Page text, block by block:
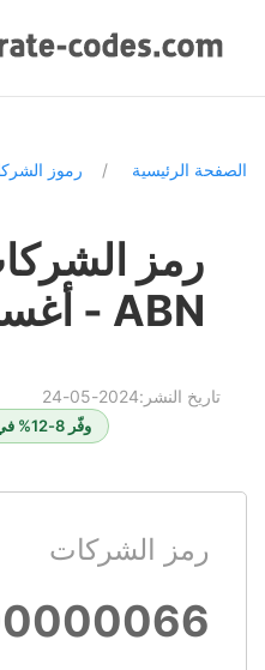
الصفحة الرئيسية رموز
رمز
ABN - أغسطس 2026
تاريخ النشر:2024-05-24
وفّر 8-12% في فنادق ويندهام
رمز الشركات